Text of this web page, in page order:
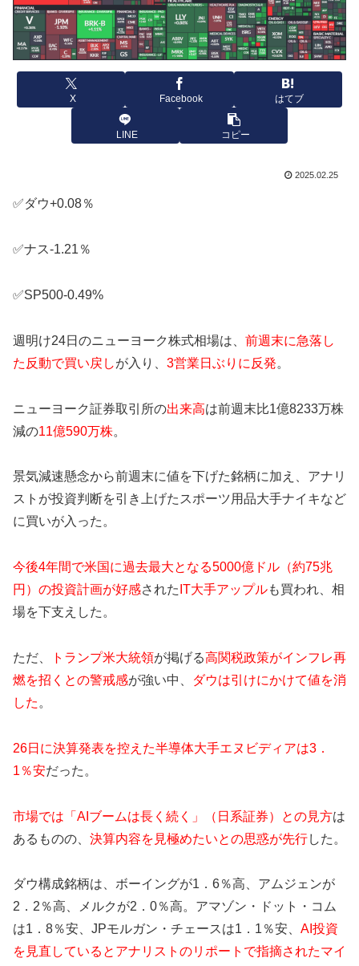
X Facebook はてブ
LINE コピー
2025.02.25
✅ダウ+0.08％
✅ナス-1.21％
✅SP500-0.49%
週明け24日のニューヨーク株式相場は、 前週末に急落し
た反動で買い戻しが入り、 3営業日ぶりに反発。
ニューヨーク証券取引所の出来高は前週末比1億8233万株
減の11億590万株。
景気減速懸念から前週末に値を下げた銘柄に加え、アナリ
ストが投資判断を引き上げたスポーツ用品大手ナイキなど
に買いが入った。
今後4年間で米国に過去最大となる5000億ドル（約75兆
円）の投資計画が好感された IT大手アップルも買われ、相
場を下支えした。
ただ、 トランプ米大統領が掲げる高関税政策がインフレ再
燃を招くとの警戒感が強い中、
ダウは引けにかけて値を消
した 。
26日に決算発表を控えた半導体大手エヌビディアは3．
1％安だった。
市場では「AIブームは長く続く」（日系証券）との見方は
あるものの、 決算内容を見極めたいとの思惑が先行した。
ダウ構成銘柄は、ボーイングが1．6％高、アムジェンが
2．2％高、メルクが2．0％高。アマゾン・ドット・コム
は1．8％安、JPモルガン・チェースは1．1％安、 AI投資
を見直しているとアナリストのリポートで指摘されたマイ